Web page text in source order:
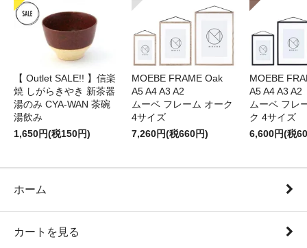
【 Outlet SALE!! 】信楽
焼 しがらきやき 新茶器
湯のみ CYA-WAN 茶碗
湯飲み
1,650円(税150円)
MOEBE FRAME Oak
A5 A4 A3 A2
ムーベ フレーム オーク
4サイズ
7,260円(税660円)
MOEBE
A5 A4 A3 A2
ムーベ フレ
ク 4サイズ
6,600円(税
ホーム
カートを見る